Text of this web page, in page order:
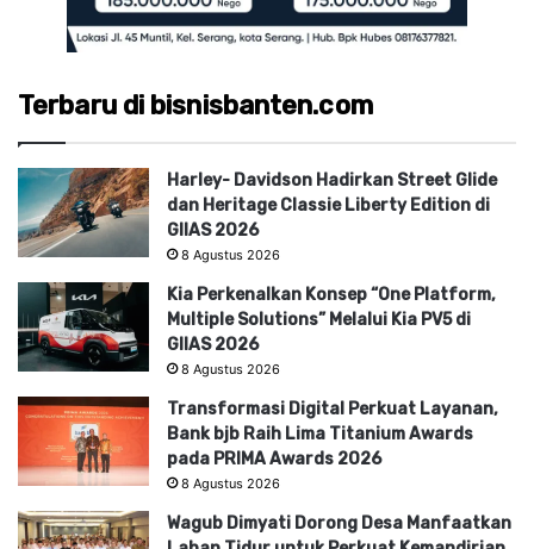
Terbaru di bisnisbanten.com
Harley- Davidson Hadirkan Street Glide
dan Heritage Classie Liberty Edition di
GIIAS 2026
8 Agustus 2026
Kia Perkenalkan Konsep “One Platform,
Multiple Solutions” Melalui Kia PV5 di
GIIAS 2026
8 Agustus 2026
Transformasi Digital Perkuat Layanan,
Bank bjb Raih Lima Titanium Awards
pada PRIMA Awards 2026
8 Agustus 2026
Wagub Dimyati Dorong Desa Manfaatkan